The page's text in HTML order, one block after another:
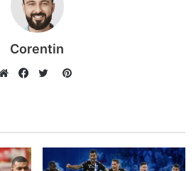
Corentin
Pinterest